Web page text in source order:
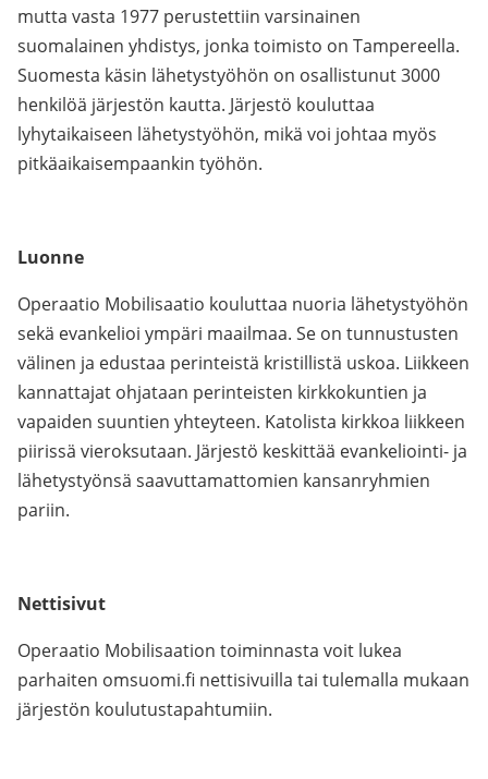
mutta vasta 1977 perustettiin varsinainen
suomalainen yhdistys, jonka toimisto on Tampereella.
Suomesta käsin lähetystyöhön on osallistunut 3000
henkilöä järjestön kautta. Järjestö kouluttaa
lyhytaikaiseen lähetystyöhön, mikä voi johtaa myös
pitkäaikaisempaankin työhön.
Luonne
Operaatio Mobilisaatio kouluttaa nuoria lähetystyöhön
sekä evankelioi ympäri maailmaa. Se on tunnustusten
välinen ja edustaa perinteistä kristillistä uskoa. Liikkeen
kannattajat ohjataan perinteisten kirkkokuntien ja
vapaiden suuntien yhteyteen. Katolista kirkkoa liikkeen
piirissä vieroksutaan. Järjestö keskittää evankeliointi- ja
lähetystyönsä saavuttamattomien kansanryhmien
pariin.
Nettisivut
Operaatio Mobilisaation toiminnasta voit lukea
parhaiten omsuomi.fi nettisivuilla tai tulemalla mukaan
järjestön koulutustapahtumiin.